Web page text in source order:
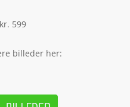
599
billeder her: